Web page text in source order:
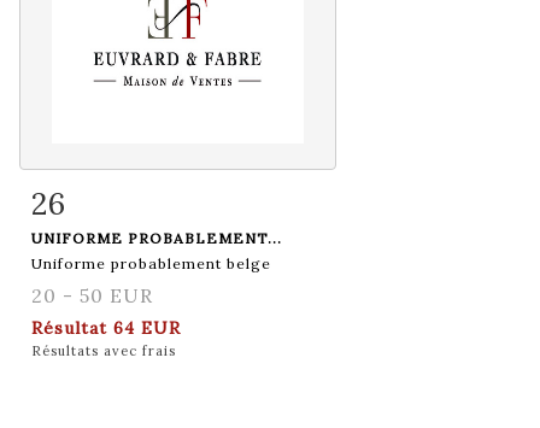
Fiche détaillée
26
UNIFORME PROBABLEMENT...
Uniforme probablement belge
20 - 50 EUR
Résultat 64 EUR
Résultats avec frais